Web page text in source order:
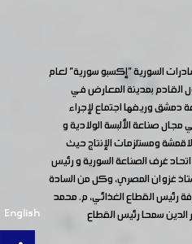
English
السورية "إكسبو سورية" لعام
القادم بمدينة المعارض في
وريفها اجتماع لإجراء
صناعة الألبسة الولادية و
ومستلزمات الإنتاج حيث
غرف الصناعة السورية و رئيس
غزوان المصري، وكل من السادة
رئيس القطاع الغذائي، م. محمد
الدين سمحا رئيس القطاع